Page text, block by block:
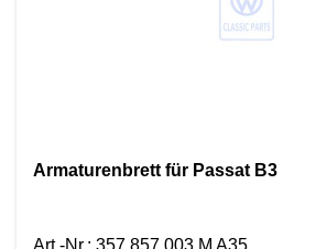
Armaturenbrett für Passat B3
Art.-Nr.: 357 857 003 M A35